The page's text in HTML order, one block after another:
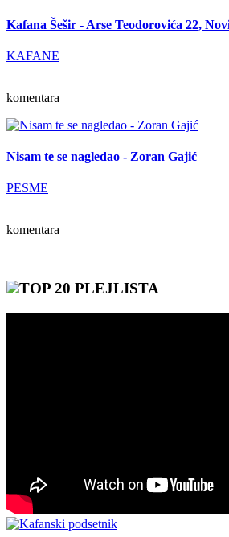
Kafana Šešir - Arse Teodorovića 22,
KAFANE
komentara
Nisam te se nagledao - Zoran Gajić
PESME
komentara
TOP 20 PLEJLISTA